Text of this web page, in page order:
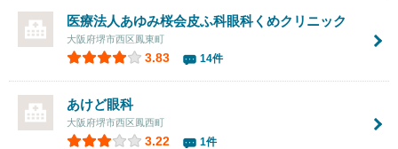
医療法人あゆみ桜会皮ふ科眼科くめクリニック
大阪府堺市西区鳳東町
3.83 14件
あけど眼科
大阪府堺市西区鳳西町
3.22 1件